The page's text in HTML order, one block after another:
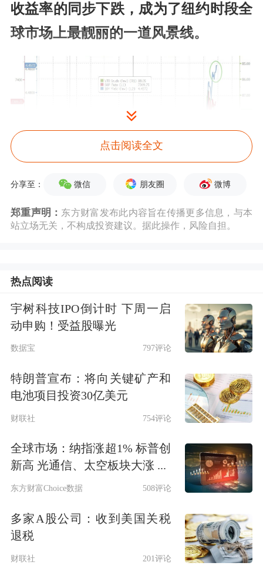
收益率的同步下跌，成为了纽约时段全
球市场上最靓丽的一道风景线。
美国总统特朗普11日在社交媒体发文
朗最高领导层并获得批准，他已取消原
定于当晚针对伊朗实施的“猛烈打击”。
随后，在白宫举行的一场活动上，特朗
就伊朗问题“达成了极好
的协议”，并称相关文件已进入最后定
稿阶段，未来几天内有望最终敲定。他
能在本周末，美国副总统万斯将出席。
“文件已基本定稿，”特朗普称，“(霍尔
木兹海峡)将在我们签字后正式开放，
这可能会很快，非常快。”当被问及伊
朗最高领袖是否已同意该协议时，特朗
点击阅读全文
分享至： 微信 朋友圈 微博
郑重声明： 东方财富发布此内容旨在传播更多信息，与本
站立场无关，不构成投资建议。据此操作，风险自担。
热点阅读
宇树科技IPO倒计时 下周一启
动申购！受益股曝光
数据宝 797评论
特朗普宣布：将向关键矿产和
电池项目投资30亿美元
财联社 754评论
全球市场：纳指涨超1% 标普创
新高 光通信、太空板块大涨 ...
东方财富Choice数据 508评论
多家A股公司：收到美国关税
退税
财联社 201评论